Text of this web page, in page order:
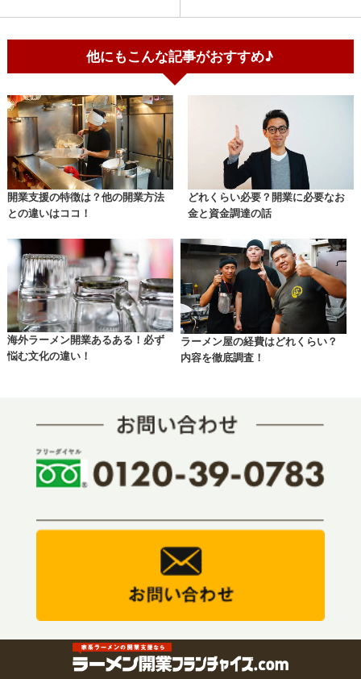
他にもこんな記事がおすすめ♪
開業支援の特徴は？他の開業方法
との違いはココ！
どれくらい必要？開業に必要なお
金と資金調達の話
海外ラーメン開業あるある！必ず
悩む文化の違い！
ラーメン屋の経費はどれくらい？
内容を徹底調査！